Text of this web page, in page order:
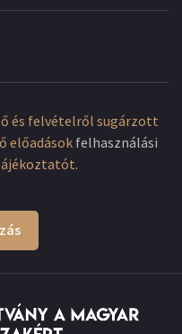
és felvételről sugárzott
előadások felhasználási
.